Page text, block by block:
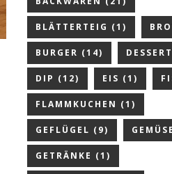
BLÄTTERTEIG (1)
BURGER (14) DESSERT
DIP (12) EIS (1)
FLAMMKUCHEN (1)
GEFLÜGEL (9) GEMÜSE
GETRÄNKE (1)